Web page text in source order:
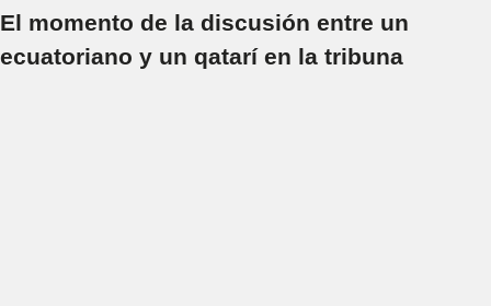
El momento de la discusión entre un
ecuatoriano y un qatarí en la tribuna